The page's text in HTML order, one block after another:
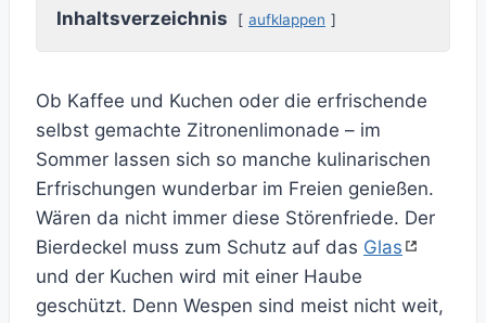
Inhaltsverzeichnis aufklappen
Ob Kaffee und Kuchen oder die erfrischende
selbst gemachte Zitronenlimonade – im
Sommer lassen sich so manche kulinarischen
Erfrischungen wunderbar im Freien genießen.
Wären da nicht immer diese Störenfriede. Der
Bierdeckel muss zum Schutz auf das Glas
und der Kuchen wird mit einer Haube
geschützt. Denn Wespen sind meist nicht weit,